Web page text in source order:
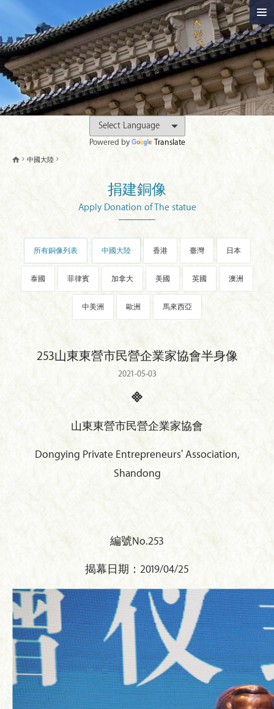
Powered by Translate
中國大陸
捐建銅像
Apply Donation of The statue
所有銅像列表 中國大陸 香港 臺灣 日本
泰國 菲律賓 加拿大 美國 英國 澳洲
中美洲 歐洲 馬來西亞
253山東東營市民營企業家協會半身像
2021-05-03
山東東營市民營企業家協會
Dongying Private Entrepreneurs' Association,
Shandong
編號No.253
揭幕日期：2019/04/25